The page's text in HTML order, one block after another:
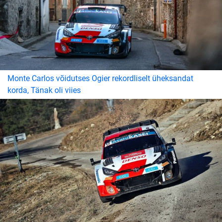
Monte Carlos võidutses Ogier rekordliselt üheksandat
korda, Tänak oli viies